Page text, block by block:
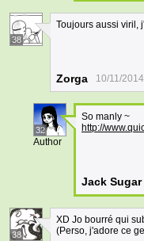
38
Toujours aussi viril,
Zorga 10/11/
32
Author
So manly ~
http://
Jack Sugar
38
XD Jo bourré qui
(Perso, j'adore ce